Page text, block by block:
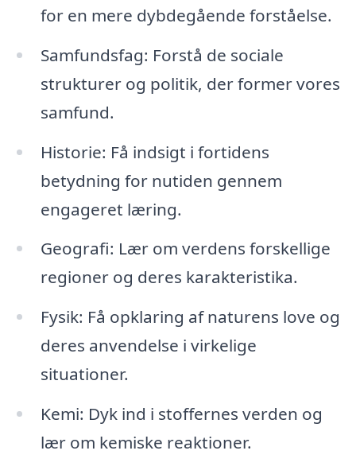
for en mere dybdegående forståelse.
Samfundsfag: Forstå de sociale
strukturer og politik, der former vores
samfund.
Historie: Få indsigt i fortidens
betydning for nutiden gennem
engageret læring.
Geografi: Lær om verdens forskellige
regioner og deres karakteristika.
Fysik: Få opklaring af naturens love og
deres anvendelse i virkelige
situationer.
Kemi: Dyk ind i stoffernes verden og
lær om kemiske reaktioner.